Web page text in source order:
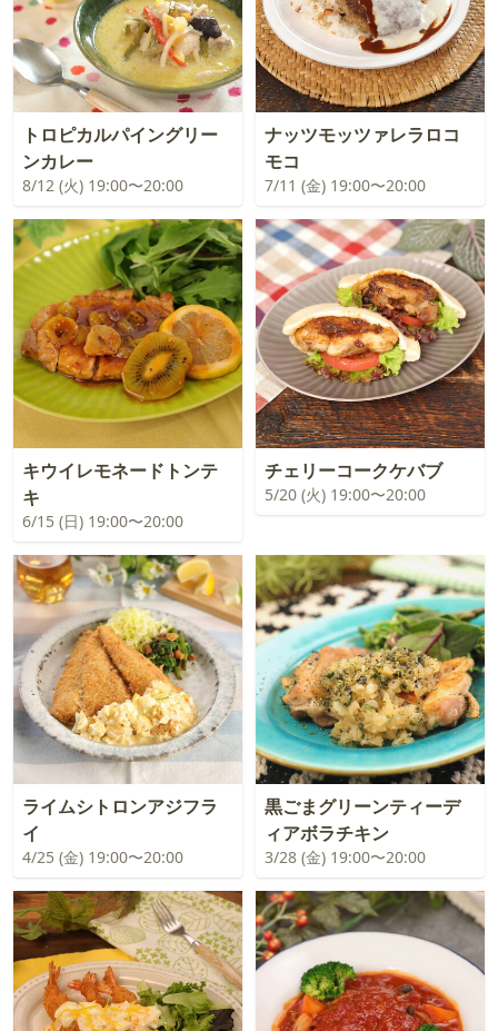
トロピカルパイングリー
ンカレー
8/12 (火) 19:00〜20:00
ナッツモッツァレラロコ
モコ
7/11 (金) 19:00〜20:00
キウイレモネードトンテ
キ
6/15 (日) 19:00〜20:00
チェリーコークケバブ
5/20 (火) 19:00〜20:00
ライムシトロンアジフラ
イ
4/25 (金) 19:00〜20:00
黒ごまグリーンティーデ
ィアボラチキン
3/28 (金) 19:00〜20:00